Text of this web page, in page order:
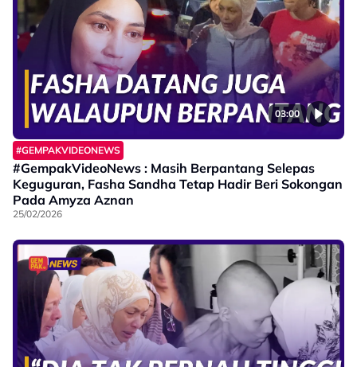
03:00
#GEMPAKVIDEONEWS
#GempakVideoNews : Masih Berpantang Selepas
Keguguran, Fasha Sandha Tetap Hadir Beri Sokongan
Pada Amyza Aznan
25/02/2026